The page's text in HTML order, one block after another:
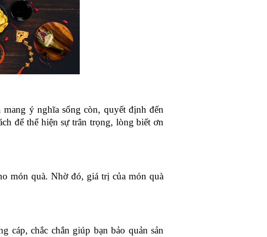
ý nghĩa sống còn, quyết định đến
để thể hiện sự trân trọng, lòng biết ơn
món quà. Nhờ đó, giá trị của món quà
cáp, chắc chắn giúp bạn bảo quản sản